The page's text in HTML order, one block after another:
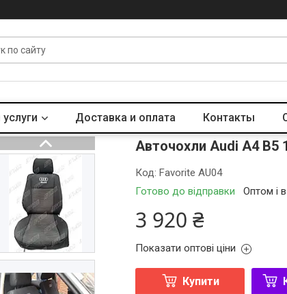
Доставка и оплата Контакты
Авточохли Audi A4 B5
Готово до відправки Оптом і
Код:Favorite AU04
3 920 ₴
Показати оптові ціни
Купити